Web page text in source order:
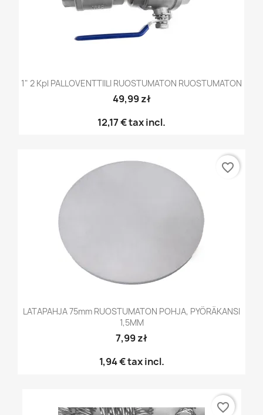
1" 2 Kpl PALLOVENTTIILI RUOSTUMATON RUOSTUMATON
49,99 zł
12,17 €tax incl.
LATAPAHJA 75mm RUOSTUMATON POHJA, PYÖRÄKANSI
1,5MM
7,99 zł
1,94 €tax incl.
favorite_border
favorite_border